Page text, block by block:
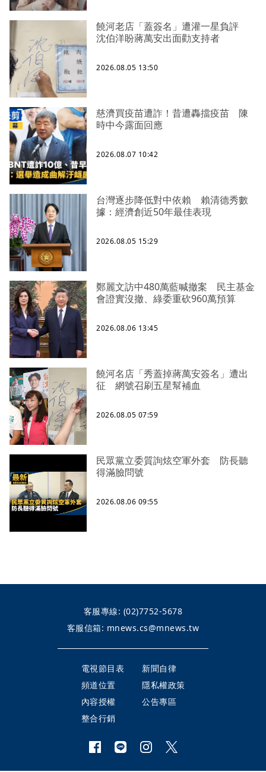
饒河老店「蓋簽名」遭灌一星負評
沈伯洋盼蔣萬安出面勸支持者
2026.08.05 13:50
慈濟買疫苗遭詐！昔遭轟擋疫苗 陳
時中今露面回應
2026.08.07 10:42
台灣逐步降低對中依賴 賴清德秀數
據：經濟創近50年最佳表現
2026.08.05 15:29
鄭麗文訪中480萬藍喊撤案 民主基金
會證實沒撤、綠委重砍960萬預算
2026.08.06 13:45
饒河名店「秀蓋掉蔣萬安簽名」遭出
征 網號召刷五星幫補血
2026.08.05 07:59
民眾黨立委質詢炫空軍外套 防長聽
得滿臉問號
2026.08.06 09:55
客服專線: (02)7752-5678
客服信箱: mnews.cs@mnews.tw
電視節目表
新聞自律
頻道位置
隱私權政策
內容授權
公告專區
整合行銷